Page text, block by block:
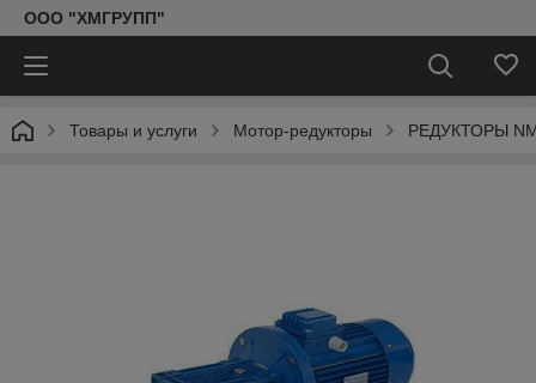
ООО "ХМГРУПП"
Товары и услуги Мотор-редукторы РЕДУКТОРЫ